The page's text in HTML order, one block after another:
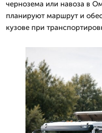
чернозема или навоза в
планируют маршрут и
кузове при